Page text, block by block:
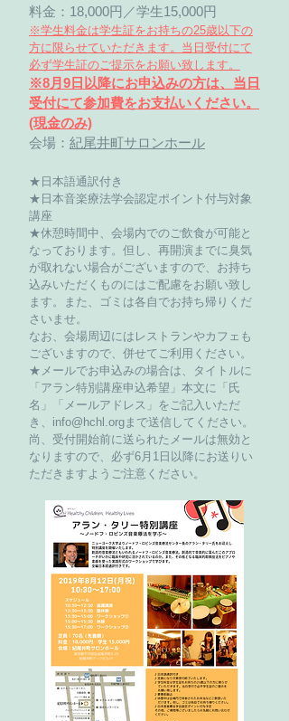
料金：18,000円／学生15,000円
※学生料金は学生証をお持ちの25歳以下の
方に限らせていただきます。当日受付にて
必ず学生証のご提示をお願い致します。
​※8月9日以降にお申込みの方は、当日
受付にて参加費をお支払いください。
(現金のみ)
会場： 紀尾井町サロンホール
★日本語通訳付き
★日本音楽療法学会認定ポイント付与対象
講座
★休憩時間中、会場内でのご飲食が可能と
なっております。但し、再開演までに臭気
が取れない場合がございますので、お持ち
込みいただくものにはご配慮をお願い致し
ます。また、ゴミは各自でお持ち帰りくだ
さいませ。
なお、会場周辺にはレストランやカフェも
ございますので、併せてご利用ください。
★メールでお申込みの場合は、タイトルに
「アラン特別講座申込希望」本文に「氏
名」「メールアドレス」をご記入いただ
き、 info@hchl.orgまで送信してください。
尚、受付開始前に送られたメールは無効と
なりますので、必ず6月1日以降にお送りい
ただきますようご注意ください。